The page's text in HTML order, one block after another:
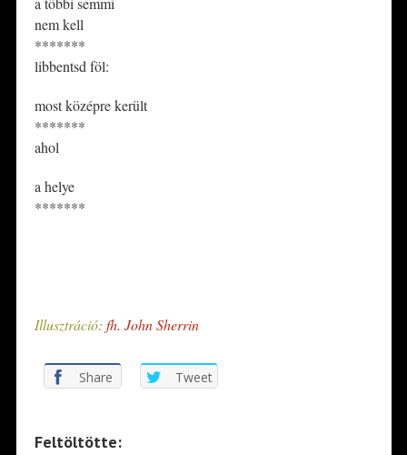
nem kell
*******
libbentsd föl:
most középre került
*******
ahol
a helye
*******
Illusztráció: fh. John Sherrin
Share Tweet
Feltöltötte: